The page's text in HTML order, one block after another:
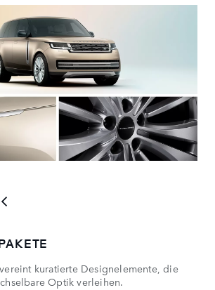
kuratierte Designelemente, die
Optik verleihen.